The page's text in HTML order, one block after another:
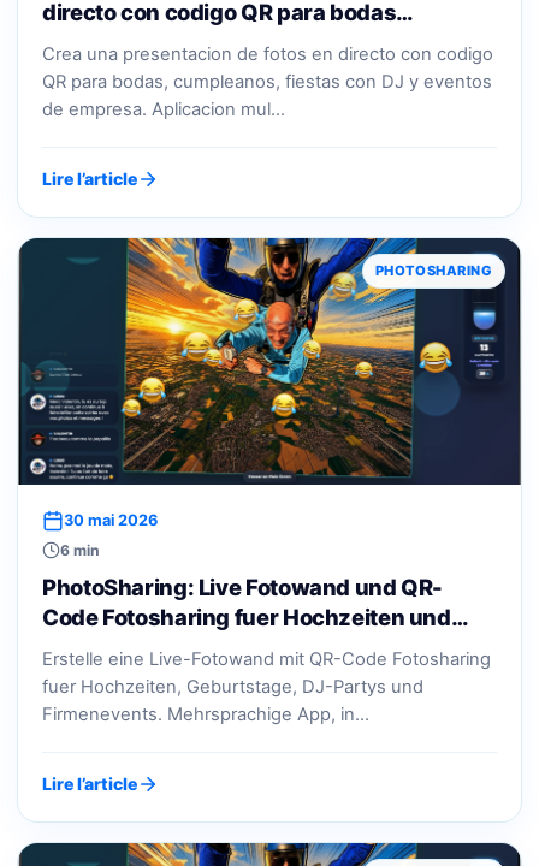
directo con codigo QR para bodas…
Crea una presentacion de fotos en directo con codigo
QR para bodas, cumpleanos, fiestas con DJ y eventos
de empresa. Aplicacion mul…
Lire l’article
PHOTOSHARING
30 mai 2026
6 min
PhotoSharing: Live Fotowand und QR-
Code Fotosharing fuer Hochzeiten und…
Erstelle eine Live-Fotowand mit QR-Code Fotosharing
fuer Hochzeiten, Geburtstage, DJ-Partys und
Firmenevents. Mehrsprachige App, in…
Lire l’article